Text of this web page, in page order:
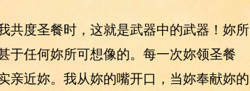
共度圣餐时，这就是武器中的武器！妳所
于任何妳所可想像的。每一次妳领圣餐
亲近妳。我从妳的嘴开口，当妳奉献妳的